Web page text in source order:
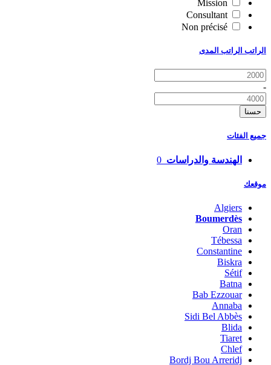
Mission
Consultant
Non précisé
الراتب الراتب المدى
-
حسنا
جميع الفئات
الهندسة والدراسات
موقعك
Algiers
Boumerdès
Oran
Tébessa
Constantine
Biskra
Sétif
Batna
Bab Ezzouar
Annaba
Sidi Bel Abbès
Blida
Tiaret
Chlef
Bordj Bou Arreridj